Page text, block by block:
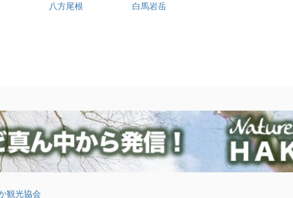
八方尾根 白馬岩岳